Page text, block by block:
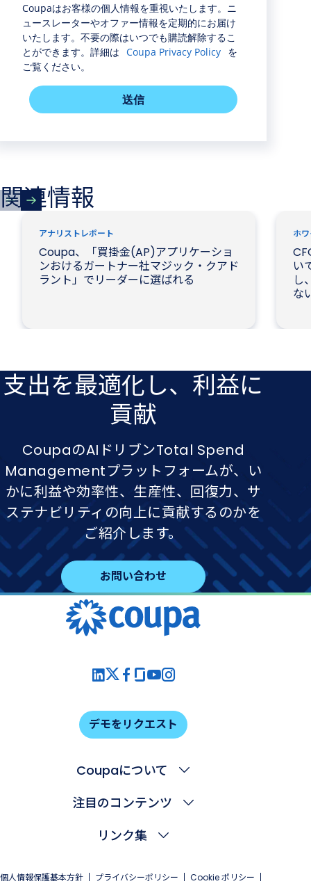
Coupaはお客様の個人情報を重視いたします。ニ
ュースレーターやオファー情報を定期的にお届け
いたします。不要の際はいつでも購読解除するこ
とができます。詳細は Coupa Privacy Policy を
ご覧ください。
送信
関連情報
アナリストレポート
Coupa、「買掛金(AP)アプリケーショ
ンおけるガートナー社マジック・クアド
ラント」でリーダーに選ばれる
ホ
い
し
な
支出を​最適化し、​利益に​
貢献
CoupaのAIドリブンTotal Spend
Managementプラットフォームが、い
かに利益や効率性、生産性、回復力、サ
ステナビリティの向上に貢献するのかを
ご紹介します。
お問い合わせ
デモをリクエスト
Coupaについて
注目のコンテンツ
リンク集
個人情報保護基本方針 プライバシーポリシー Cookie ポリシー